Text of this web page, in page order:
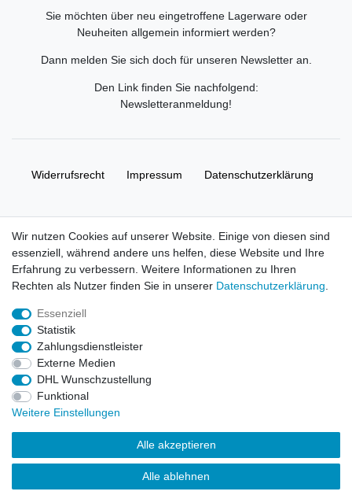
Sie möchten über neu eingetroffene Lagerware oder
Neuheiten allgemein informiert werden?
Dann melden Sie sich doch für unseren Newsletter an.
Den Link finden Sie nachfolgend:
Newsletteranmeldung!
Widerrufs­recht Impressum Daten­schutz­erklärung
© Copyright 2026 | Alle Rechte vorbehalten. HL-
Handelsgesellschaft mbH.
Alle Markennamen, Warenzeichen sowie sämtliche Produktbilder
und Beschreibungen sind Eigentum Ihrer rechtmäßigen
Eigentümer und dienen hier nur der Beschreibung.
Preise nur für registrierte Händler, ansonsten zeigt der Shop 0,00
€
LEGO, das LEGO Logo, die Minifigur, DUPLO, LEGENDS OF
CHIMA, NINJAGO, BIONICLE, MINDSTORMS und MIXELS sind
urheberrechtlich geschützte Markenzeichen der LEGO Gruppe.
Wir nutzen Cookies auf unserer Website. Einige von diesen sind
essenziell, während andere uns helfen, diese Website und Ihre
Erfahrung zu verbessern. Weitere Informationen zu Ihren
Rechten als Nutzer finden Sie in unserer Daten­schutz­erklärung
Essenziell
Statistik
Zahlungsdienstleister
Externe Medien
DHL Wunschzustellung
Funktional
Weitere Einstellungen
Alle akzeptieren
Alle ablehnen